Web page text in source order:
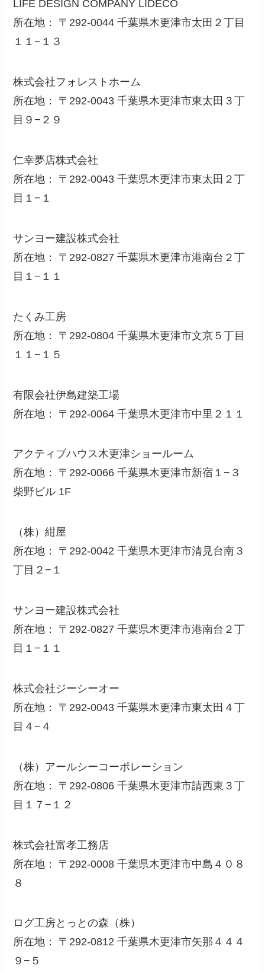
LIFE DESIGN COMPANY LIDECO
所在地： 〒292-0044 千葉県木更津市太田２丁目
１１−１３
株式会社フォレストホーム
所在地： 〒292-0043 千葉県木更津市東太田３丁
目９−２９
仁幸夢店株式会社
所在地： 〒292-0043 千葉県木更津市東太田２丁
目１−１
サンヨー建設株式会社
所在地： 〒292-0827 千葉県木更津市港南台２丁
目１−１１
たくみ工房
所在地： 〒292-0804 千葉県木更津市文京５丁目
１１−１５
有限会社伊島建築工場
所在地： 〒292-0064 千葉県木更津市中里２１１
アクティブハウス木更津ショールーム
所在地： 〒292-0066 千葉県木更津市新宿１−３
柴野ビル 1F
（株）紺屋
所在地： 〒292-0042 千葉県木更津市清見台南３
丁目２−１
サンヨー建設株式会社
所在地： 〒292-0827 千葉県木更津市港南台２丁
目１−１１
株式会社ジーシーオー
所在地： 〒292-0043 千葉県木更津市東太田４丁
目４−４
（株）アールシーコーポレーション
所在地： 〒292-0806 千葉県木更津市請西東３丁
目１７−１２
株式会社富孝工務店
所在地： 〒292-0008 千葉県木更津市中島４０８
８
ログ工房とっとの森（株）
所在地： 〒292-0812 千葉県木更津市矢那４４４
９−５